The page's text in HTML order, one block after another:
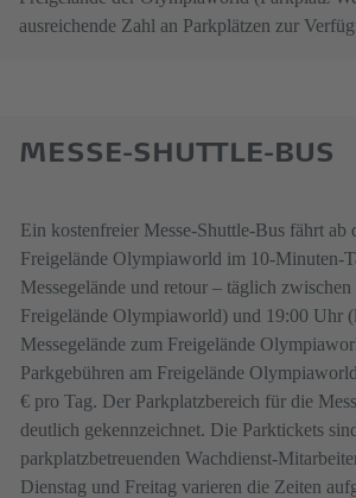
ausreichende Zahl an Parkplätzen zur
MESSE-SHUTTLE-BUS
Ein kostenfreier Messe-Shuttle-Bus fährt ab
Freigelände Olympiaworld im 10-Minuten-
Messegelände und retour – täglich
Freigelände Olympiaworld) und 19:00 Uhr
Messegelände zum Freigelände
Parkgebühren am Freigelände
€ pro Tag. Der Parkplatzbereich für die
deutlich gekennzeichnet. Die Parktickets
parkplatzbetreuenden Wachdienst-
Dienstag und Freitag varieren die Zeiten